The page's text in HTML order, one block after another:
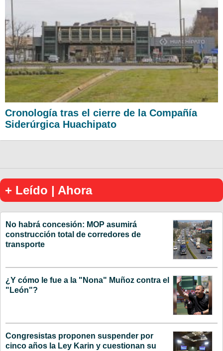
Cronología tras el cierre de la Compañía
Siderúrgica Huachipato
+ Leído | Ahora
No habrá concesión: MOP asumirá
construcción total de corredores de
transporte
¿Y cómo le fue a la "Nona" Muñoz contra el
"León"?
Congresistas proponen suspender por
cinco años la Ley Karin y cuestionan su